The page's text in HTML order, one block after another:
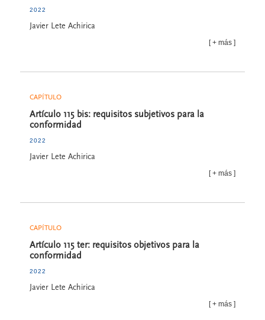
2022
Javier Lete Achirica
más
CAPÍTULO
Artículo 115 bis: requisitos subjetivos para la
conformidad
2022
Javier Lete Achirica
más
CAPÍTULO
Artículo 115 ter: requisitos objetivos para la
conformidad
2022
Javier Lete Achirica
más